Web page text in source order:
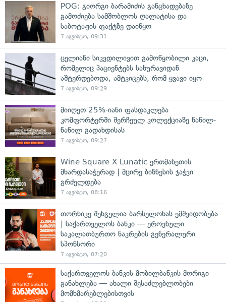
POG: გიორგი ბარამიძის განცხადებაზე
გამოძიება სამშობლოს ღალატისა და
საბოტაჟის ფაქტზე დაიწყო
7 აგვისტო, 09:31
ცელიანი სიკვდილივით გამოწყობილი კაცი,
რომელიც პაციენტებს სახურავიდან
აშტერდებოდა, ამტკიცებს, რომ ყვავი იყო
7 აგვისტო, 09:29
მიიღეთ 25%-იანი ფასდაკლება
კომფორტერში შერჩეულ კოლექციაზე ნაწილ-
ნაწილ გადახდისას
7 აგვისტო, 09:27
Wine Square X Lunatic ერთმანეთის
მხარდასაჭერად | მცირე ბიზნესის ჯაჭვი
გრძელდება
7 აგვისტო, 08:16
თორნიკე შენგელია ბარსელონას ემშვიდობება
| საქართველოს ბანკი — ეროვნული
საკალათბურთო ნაკრების გენერალური
სპონსორი
7 აგვისტო, 07:20
საქართველოს ბანკის მობილბანკის მორიგი
განახლება — ახალი შესაძლებლობები
მომხმარებლებისთვის